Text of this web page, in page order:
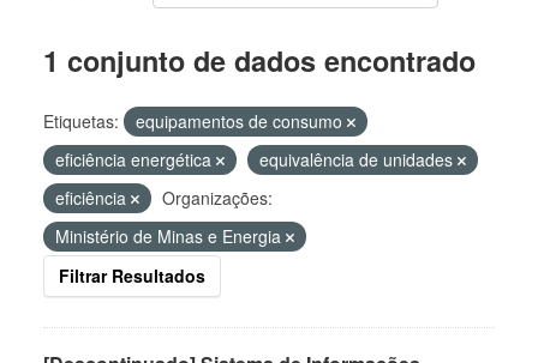
1 conjunto de dados encontrado
Etiquetas:
equipamentos de consumo
eficiência energética
equivalência de unidades
eficiência
Organizações:
Ministério de Minas e Energia
Filtrar Resultados